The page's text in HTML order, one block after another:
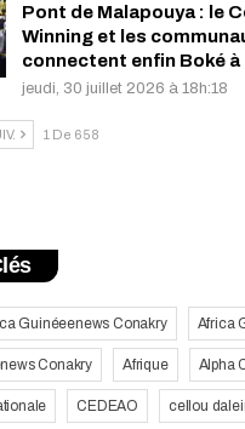
Pont de Malapouya : le
Winning et les
connectent enfin Boké à
jeudi, 30 juillet 2026 à 18h:18
1 De 658
Guinéeenews Conakry Africa
Conakry Afrique Alpha
CEDEAO cellou